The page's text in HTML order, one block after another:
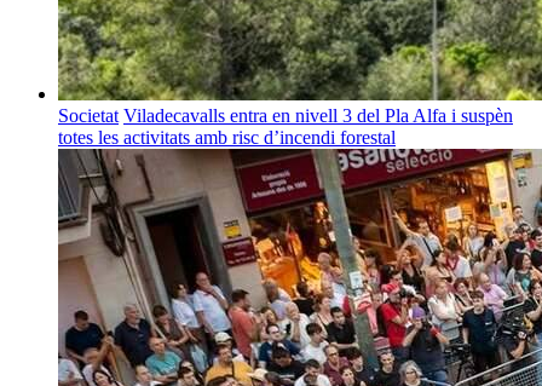
Societat Viladecavalls entra en nivell 3 del Pla Alfa i suspèn
totes les activitats amb risc d’incendi forestal